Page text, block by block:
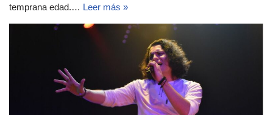
temprana edad.… Leer más »